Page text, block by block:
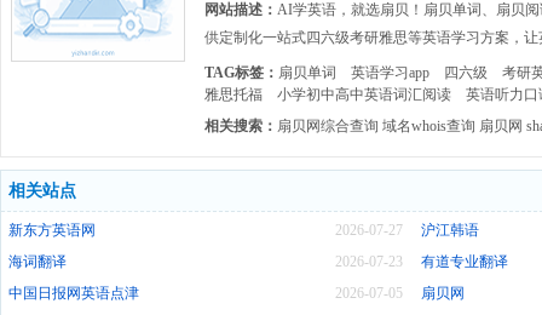
网站描述： AI学英语，就选扇贝！扇贝单词、扇贝
供定制化一站式四六级考研雅思等英语学习方案，
TAG标签： 扇贝单词 英语学习app 四六级
考研
雅思托福
小学初中高中英语词汇阅读
英语听力口
相关搜索： 扇贝网综合查询 域名whois查询 扇贝网
相关站点
2026-07-27
新东方英语网
沪江韩语
2026-07-23
海词翻译
有道专业翻译
2026-07-05
中国日报网英语点津
扇贝网